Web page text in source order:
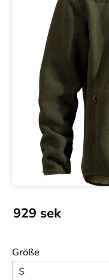
929 sek
Größe